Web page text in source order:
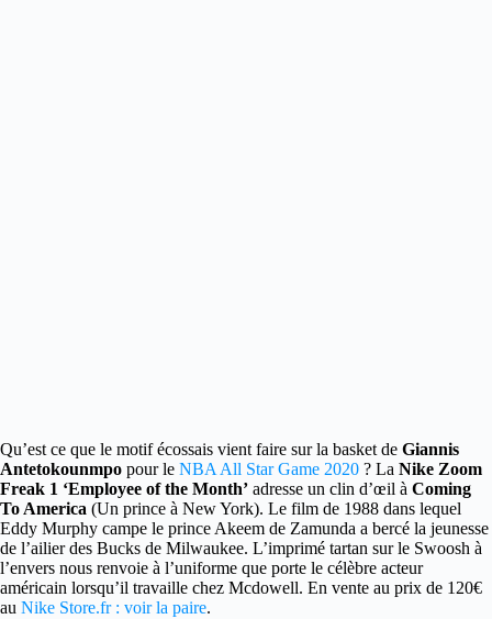
Qu’est ce que le motif écossais vient faire sur la basket de Giannis
Antetokounmpo pour le NBA All Star Game 2020 ? La Nike Zoom
Freak 1 ‘Employee of the Month’ adresse un clin d’œil à Coming
To America (Un prince à New York). Le film de 1988 dans lequel
Eddy Murphy campe le prince Akeem de Zamunda a bercé la jeunesse
de l’ailier des Bucks de Milwaukee. L’imprimé tartan sur le Swoosh à
l’envers nous renvoie à l’uniforme que porte le célèbre acteur
américain lorsqu’il travaille chez Mcdowell. En vente au prix de 120€
au Nike Store.fr : voir la paire.